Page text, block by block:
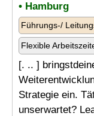
• Hamburg
Führungs-/
Flexible
[. .. ]
Strategie ein.
unserwartet?